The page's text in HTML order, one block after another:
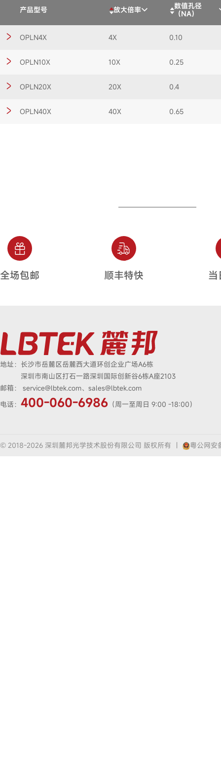
产品型号 放大倍率
数值孔径
（NA）
OPLN4X 4X 0.10
OPLN10X 10X 0.25
OPLN20X 20X 0.4
OPLN40X 40X 0.65
全场包邮 顺丰特快 当
地址： 长沙市岳麓区岳麓西大道环创企业广场A6栋
深圳市南山区打石一路深圳国际创新谷6栋A座2103
邮箱： service@lbtek.com、sales@lbtek.com
电话： 400-060-6986 （周一至周日 9:00 -18:00）
© 2018-2026 深圳麓邦光学技术股份有限公司 版权所有 粤公网安